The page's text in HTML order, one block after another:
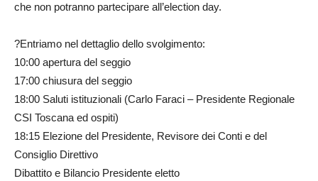
che non potranno partecipare all’election day.
?Entriamo nel dettaglio dello svolgimento:
10:00 apertura del seggio
17:00 chiusura del seggio
18:00 Saluti istituzionali (Carlo Faraci – Presidente Regionale
CSI Toscana ed ospiti)
18:15 Elezione del Presidente, Revisore dei Conti e del
Consiglio Direttivo
Dibattito e Bilancio Presidente eletto